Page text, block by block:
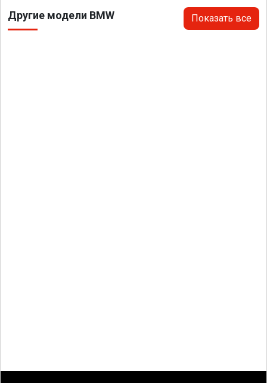
Другие модели BMW Показать все